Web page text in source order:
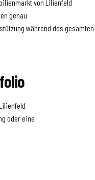
von Lilienfeld
genau
während des gesamten
oder einem Grundstück suchen,